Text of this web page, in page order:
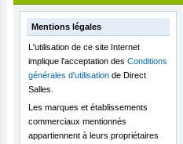
Mentions légales
L'utilisation de ce site Internet
implique l'acceptation des Conditions
générales d'utilisation de Direct
Salles.
Les marques et établissements
commerciaux mentionnés
appartiennent à leurs propriétaires